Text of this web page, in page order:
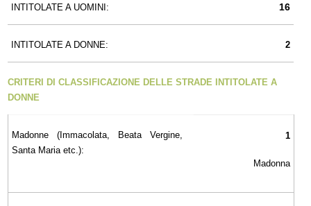
INTITOLATE A UOMINI: 16
INTITOLATE A DONNE: 2
CRITERI DI CLASSIFICAZIONE DELLE STRADE INTITOLATE A
DONNE
Madonne (Immacolata, Beata Vergine,
Santa Maria etc.):
1
Madonna